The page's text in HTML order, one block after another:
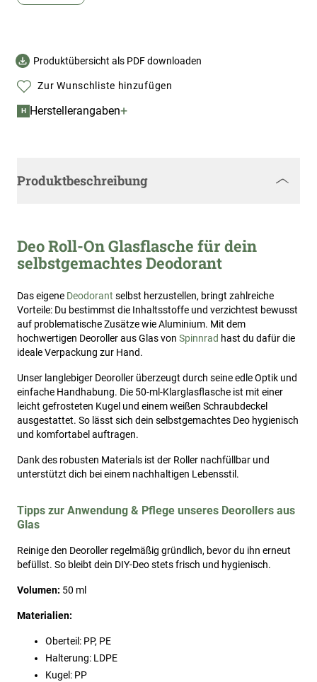
Produktübersicht als PDF downloaden
Zur Wunschliste hinzufügen
H Herstellerangaben+
Produktbeschreibung
Deo Roll-On Glasflasche für dein
selbstgemachtes Deodorant
Das eigene Deodorant selbst herzustellen, bringt zahlreiche
Vorteile: Du bestimmst die Inhaltsstoffe und verzichtest bewusst
auf problematische Zusätze wie Aluminium. Mit dem
hochwertigen Deoroller aus Glas von Spinnrad hast du dafür die
ideale Verpackung zur Hand.
Unser langlebiger Deoroller überzeugt durch seine edle Optik und
einfache Handhabung. Die 50-ml-Klarglasflasche ist mit einer
leicht gefrosteten Kugel und einem weißen Schraubdeckel
ausgestattet. So lässt sich dein selbstgemachtes Deo hygienisch
und komfortabel auftragen.
Dank des robusten Materials ist der Roller nachfüllbar und
unterstützt dich bei einem nachhaltigen Lebensstil.
Tipps zur Anwendung & Pflege unseres Deorollers aus
Glas
Reinige den Deoroller regelmäßig gründlich, bevor du ihn erneut
befüllst. So bleibt dein DIY-Deo stets frisch und hygienisch.
Volumen: 50 ml
Materialien:
Oberteil: PP, PE
Halterung: LDPE
Kugel: PP